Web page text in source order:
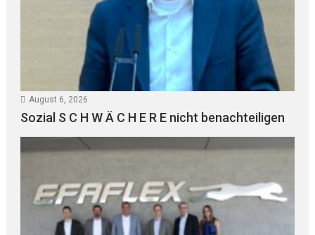
August 6, 2026
Sozial S C H W Ä C H E R E nicht benachteiligen